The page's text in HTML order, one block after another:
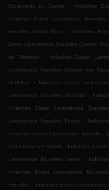
Boulevards du Centre . Indisches
Indisches Essen Lieferservice Bruxelles
Bruxelles Grand Place . Indisches
Essen Lieferservice Bruxelles Quartier
de Waterloo . Indisches Essen
Lieferservice Bruxelles Quartier des
Nord-Est . Indisches Essen
Lieferservice Bruxelles Sint-Gillis .
Indisches Essen Lieferservice
Lieferservice Bruxelles Forest .
Indisches Essen Lieferservice Bruxelles
Saint-Josse-ten-Noode . Indisches Essen
Lieferservice Bruxelles Ixelles .
Indisches Essen Lieferservice
Bruxelles . Indisches Essen Lieferservice